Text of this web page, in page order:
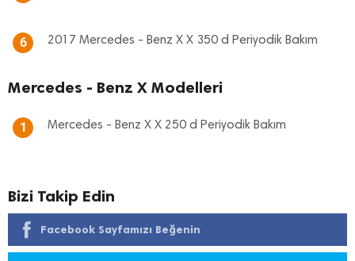
6 2017 Mercedes - Benz X X 350 d Periyodik Bakım
Mercedes - Benz X Modelleri
1 Mercedes - Benz X X 250 d Periyodik Bakım
Bizi Takip Edin
Facebook Sayfamızı Beğenin